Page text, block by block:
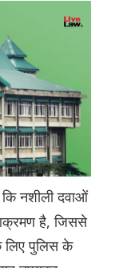
नशीली दवाओं
है, जिससे
लिए पुलिस के